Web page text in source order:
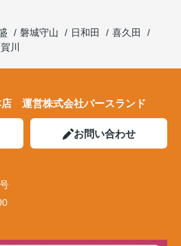
磐城守山 日和田
喜久田
川
店 運営株式会社バースランド
お問い合わせ